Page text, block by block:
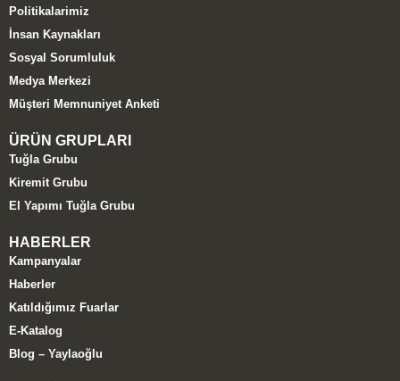
Politikalarimiz
İnsan Kaynakları
Sosyal Sorumluluk
Medya Merkezi
Müşteri Memnuniyet Anketi
ÜRÜN GRUPLARI
Tuğla Grubu
Kiremit Grubu
El Yapımı Tuğla Grubu
HABERLER
Kampanyalar
Haberler
Katıldığımız Fuarlar
E-Katalog
Blog – Yaylaoğlu